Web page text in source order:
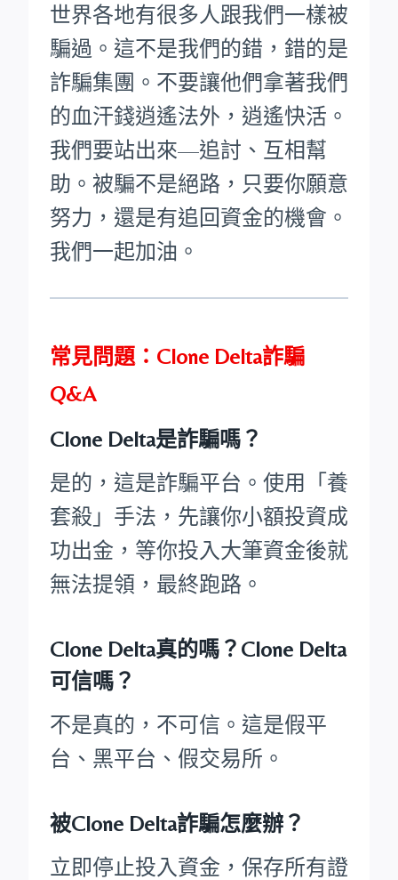
世界各地有很多人跟我們一樣被
騙過。這不是我們的錯，錯的是
詐騙集團。不要讓他們拿著我們
的血汗錢逍遙法外，逍遙快活。
我們要站出來—追討、互相幫
助。被騙不是絕路，只要你願意
努力，還是有追回資金的機會。
我們一起加油。
常見問題：Clone Delta詐騙
Q&A
Clone Delta是詐騙嗎？
是的，這是詐騙平台。使用「養
套殺」手法，先讓你小額投資成
功出金，等你投入大筆資金後就
無法提領，最終跑路。
Clone Delta真的嗎？Clone Delta
可信嗎？
不是真的，不可信。這是假平
台、黑平台、假交易所。
被Clone Delta詐騙怎麼辦？
立即停止投入資金，保存所有證